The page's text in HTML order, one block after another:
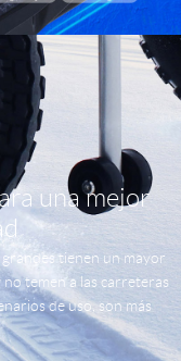
una mejor
tienen un mayor
temen a las carreteras
de uso, son más